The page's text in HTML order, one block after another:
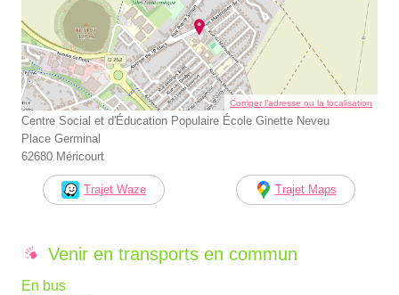
Corriger l’adresse ou la localisation
Centre Social et d'Éducation Populaire École Ginette Neveu
Place Germinal
62680 Méricourt
Trajet Waze Trajet Maps
Venir en transports en commun
En bus